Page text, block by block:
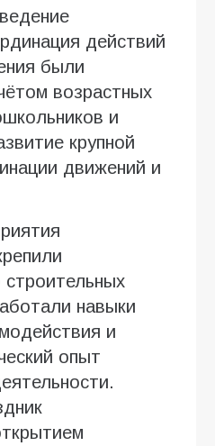
действий
были
возрастных
и
крупной
движений и
навыки
и
опыт